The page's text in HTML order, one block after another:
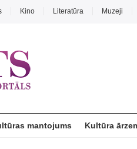
Kino Literatūra Muzeji
mantojums Kultūra